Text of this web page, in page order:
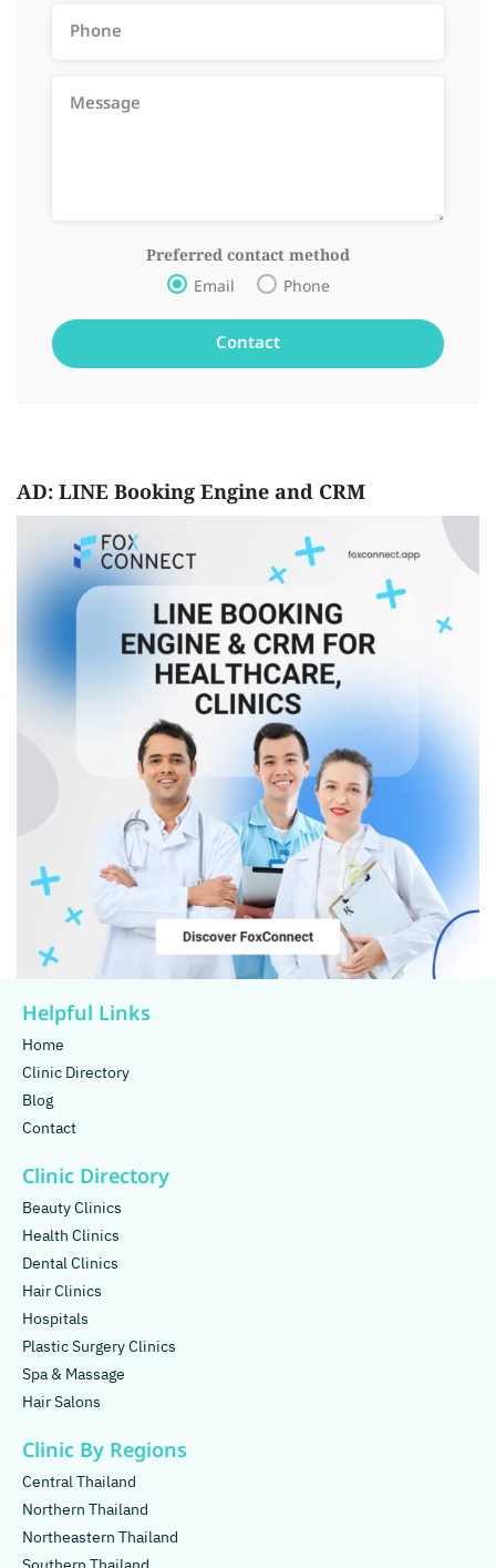
Preferred contact method
Email Phone
AD: LINE Booking Engine and CRM
Helpful Links
Home
Clinic Directory
Blog
Contact
Clinic Directory
Beauty Clinics
Health Clinics
Dental Clinics
Hair Clinics
Hospitals
Plastic Surgery Clinics
Spa & Massage
Hair Salons
Clinic By Regions
Central Thailand
Northern Thailand
Northeastern Thailand